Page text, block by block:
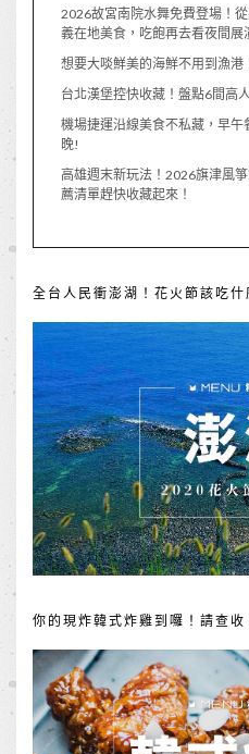
2026故宮南院水舞免費登場！
義在地美食，吃飽再去看夜間展
想要大啖鮮美的海鮮不用到漁
台北漢堡控快收藏！盤點6間高
機場捷運沿線美食不私藏，早
晚!
高雄週末新玩法！2026旗津風
薦清單趕快收藏起來！
全台人民衝澎湖！花火節該吃什
你的現炸韓式炸雞到囉！請查收